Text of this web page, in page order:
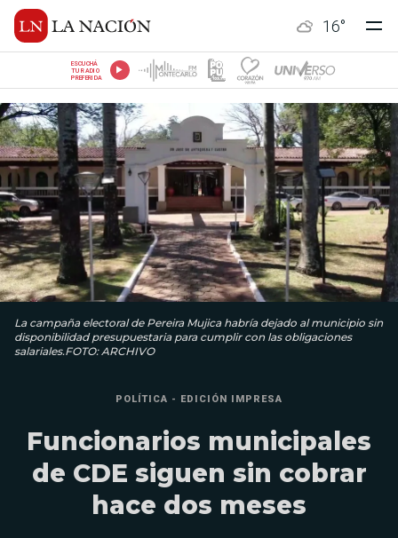
16°
ESCUCHÁ
TU RADIO
PREFERIDA
La campaña electoral de Pereira Mujica habría dejado al municipio sin
disponibilidad presupuestaria para cumplir con las obligaciones
salariales.FOTO: ARCHIVO
POLÍTICA - EDICIÓN IMPRESA
Funcionarios municipales
de CDE siguen sin cobrar
hace dos meses